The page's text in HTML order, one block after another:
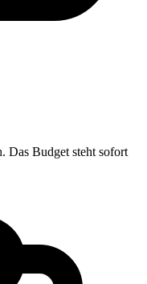
Das Budget steht sofort